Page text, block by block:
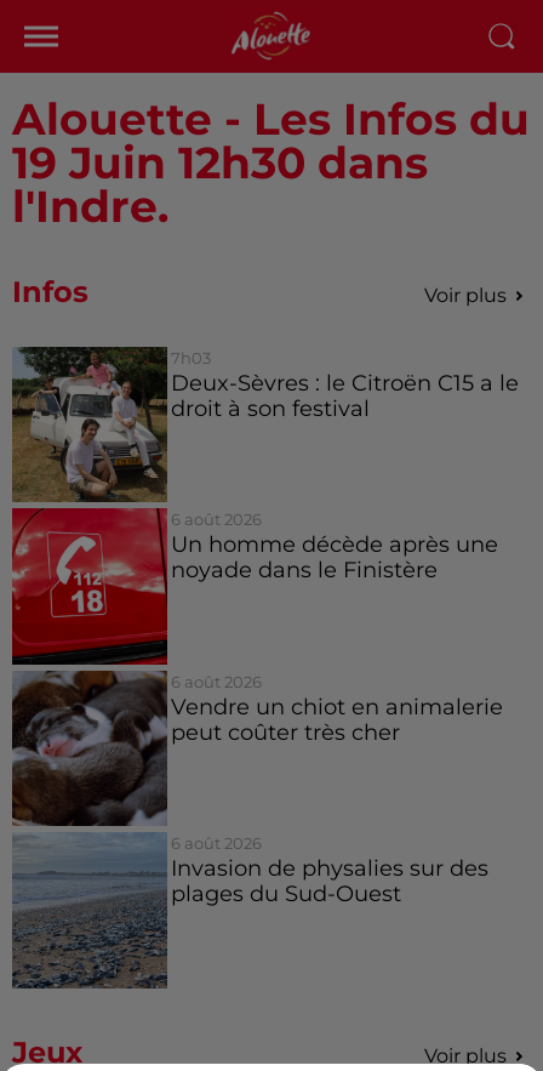
Alouette - Les Infos du
19 Juin 12h30 dans
l'Indre.
Infos Voir plus
7h03
Deux-Sèvres : le Citroën C15 a le
droit à son festival
6 août 2026
Un homme décède après une
noyade dans le Finistère
6 août 2026
Vendre un chiot en animalerie
peut coûter très cher
6 août 2026
Invasion de physalies sur des
plages du Sud-Ouest
Jeux Voir plus